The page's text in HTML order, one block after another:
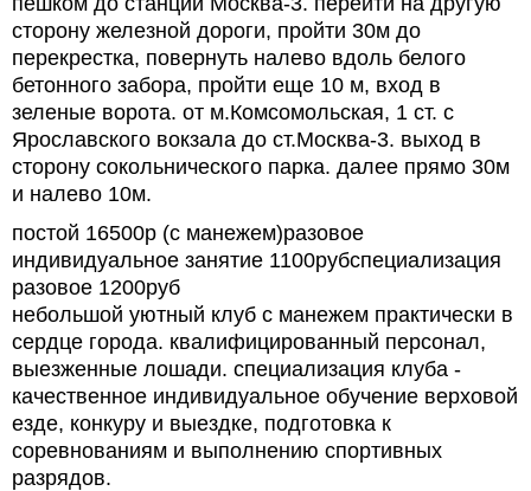
сторону железной дороги, пройти 30м до
перекрестка, повернуть налево вдоль белого
бетонного забора, пройти еще 10 м, вход в
зеленые ворота. от м.Комсомольская, 1 ст. с
Ярославского вокзала до ст.Москва-3. выход в
сторону сокольнического парка. далее прямо 30м
и налево 10м.
постой 16500р (с манежем)разовое
индивидуальное занятие 1100рубспециализация
разовое 1200руб
небольшой уютный клуб с манежем практически в
сердце города. квалифицированный персонал,
выезженные лошади. специализация клуба -
качественное индивидуальное обучение верховой
езде, конкуру и выездке, подготовка к
соревнованиям и выполнению спортивных
разрядов.